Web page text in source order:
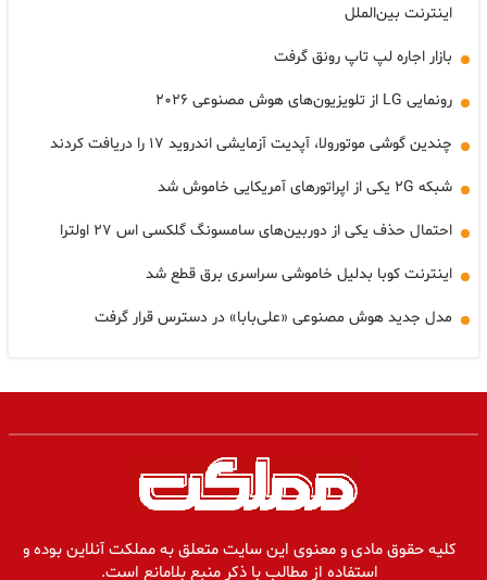
اینترنت بین‌الملل
بازار اجاره لپ تاپ رونق گرفت
رونمایی LG از تلویزیون‌های هوش مصنوعی ۲۰۲۶
چندین گوشی موتورولا، آپدیت آزمایشی اندروید ۱۷ را دریافت کردند
شبکه ۲G یکی از اپراتورهای آمریکایی خاموش شد
احتمال حذف یکی از دوربین‌های سامسونگ گلکسی اس ۲۷ اولترا
اینترنت کوبا بدلیل خاموشی سراسری برق قطع شد
مدل جدید هوش مصنوعی «علی‌بابا» در دسترس قرار گرفت
کلیه حقوق مادی و معنوی این سایت متعلق به مملکت آنلاین بوده و
استفاده از مطالب با ذکر منبع بلامانع است.